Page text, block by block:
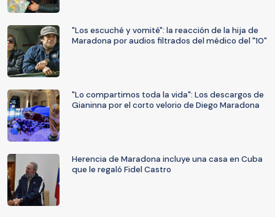
"Los escuché y vomité": la reacción de la hija de
Maradona por audios filtrados del médico del "10"
"Lo compartimos toda la vida": Los descargos de
Gianinna por el corto velorio de Diego Maradona
Herencia de Maradona incluye una casa en Cuba
que le regaló Fidel Castro